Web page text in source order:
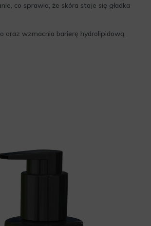
co sprawia, że skóra staje się gładka
oraz wzmacnia barierę hydrolipidową,